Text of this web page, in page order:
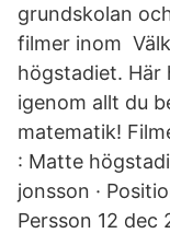
grundskolan
filmer inom
högstadiet.
igenom allt du
matematik!
: Matte
jonsson ·
Persson 12 dec